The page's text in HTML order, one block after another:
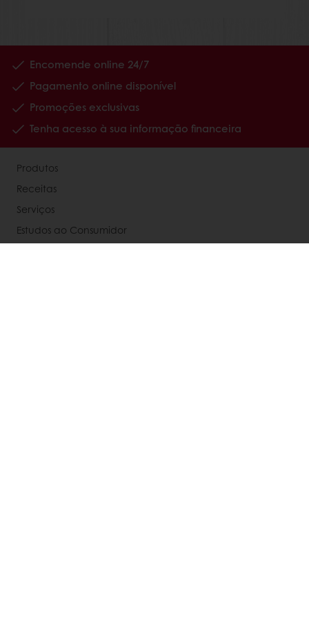
Encomende online 24/7
Pagamento online disponível
Promoções exclusivas
Tenha acesso à sua informação financeira
Produtos
Receitas
Serviços
Estudos ao Consumidor